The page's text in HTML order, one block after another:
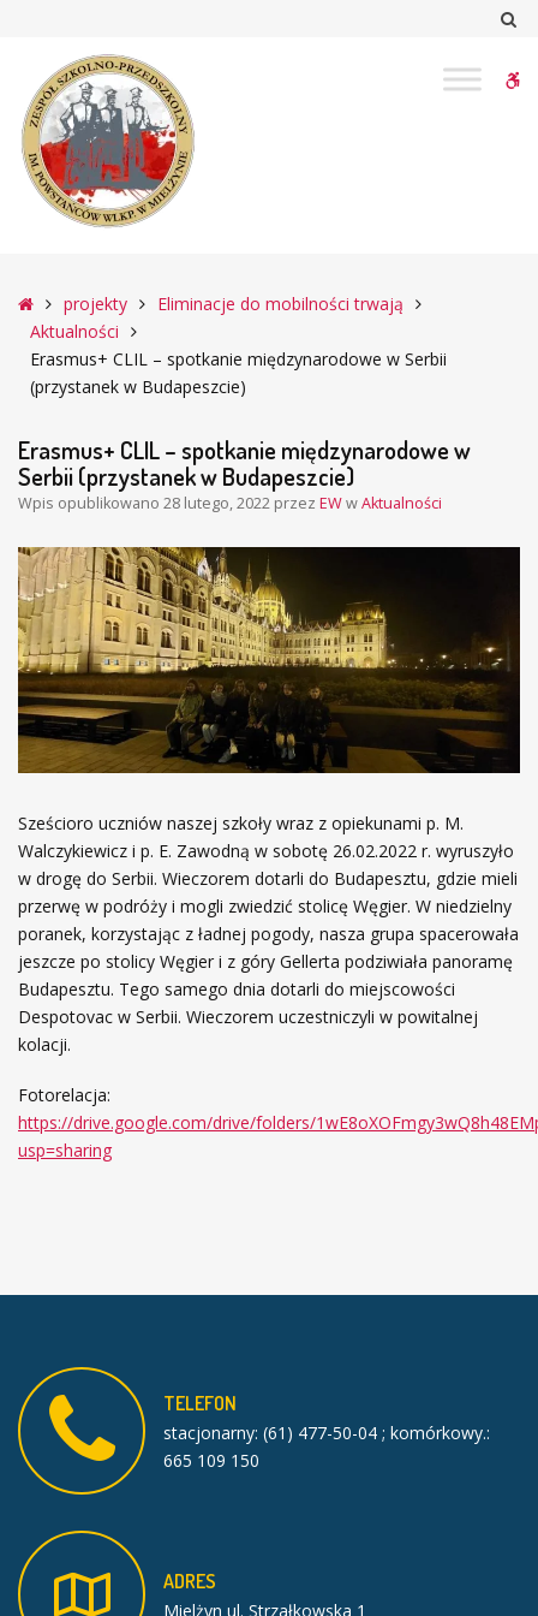
spotkanie
międzynarodowe
Głównaprojekty
Eliminacje do mobilności trwają
Aktualności
Erasmus+ CLIL – spotkanie międzynarodowe w Serbii
(przystanek w Budapeszcie)
Erasmus+ CLIL – spotkanie międzynarodowe w
Serbii (przystanek w Budapeszcie)
Wpis opublikowano 28 lutego, 2022 przez EWwAktualności
Sześcioro uczniów naszej szkoły wraz z opiekunami p. M.
Walczykiewicz i p. E. Zawodną w sobotę 26.02.2022 r. wyruszyło
w drogę do Serbii. Wieczorem dotarli do Budapesztu, gdzie mieli
przerwę w podróży i mogli zwiedzić stolicę Węgier. W niedzielny
poranek, korzystając z ładnej pogody, nasza grupa spacerowała
jeszcze po stolicy Węgier i z góry Gellerta podziwiała panoramę
Budapesztu. Tego samego dnia dotarli do miejscowości
Despotovac w Serbii. Wieczorem uczestniczyli w powitalnej
kolacji.
Fotorelacja:
https://drive.google.com/drive/folders/
usp=sharing
TELEFON
stacjonarny: (61) 477-50-04 ; komórkowy.:
665 109 150
ADRES
Mielżyn ul. Strzałkowska 1